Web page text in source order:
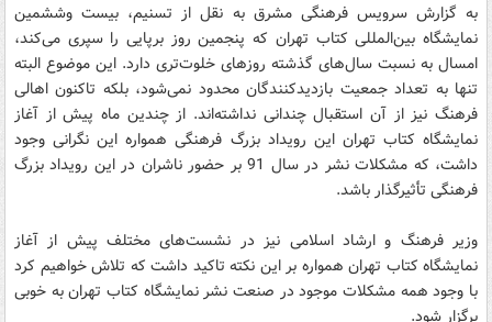
به گزارش سرویس فرهنگی مشرق به نقل از تسنیم،‌ بیست وششمین
نمایشگاه بین‌المللی کتاب تهران که پنجمین روز برپایی را سپری می‌کند،‌
امسال به نسبت سال‌های گذشته روزهای خلوت‌تری دارد. این موضوع البته
تنها به تعداد جمعیت بازدیدکنندگان محدود نمی‌شود، ‌بلکه تاکنون اهالی
فرهنگ نیز از آن استقبال چندانی نداشته‌اند. از چندین ماه پیش از آغاز
نمایشگاه کتاب تهران این رویداد بزرگ فرهنگی همواره این نگرانی وجود
داشت،‌ که مشکلات نشر در سال 91 بر حضور ناشران در این رویداد بزرگ
فرهنگی تأثیر‌گذار باشد.
وزیر فرهنگ و ارشاد اسلامی نیز در نشست‌های مختلف پیش از آغاز
نمایشگاه کتاب تهران همواره بر این نکته تاکید داشت که تلاش خواهیم کرد
با وجود همه مشکلات موجود در صنعت نشر نمایشگاه کتاب تهران به خوبی
برگزار شود.